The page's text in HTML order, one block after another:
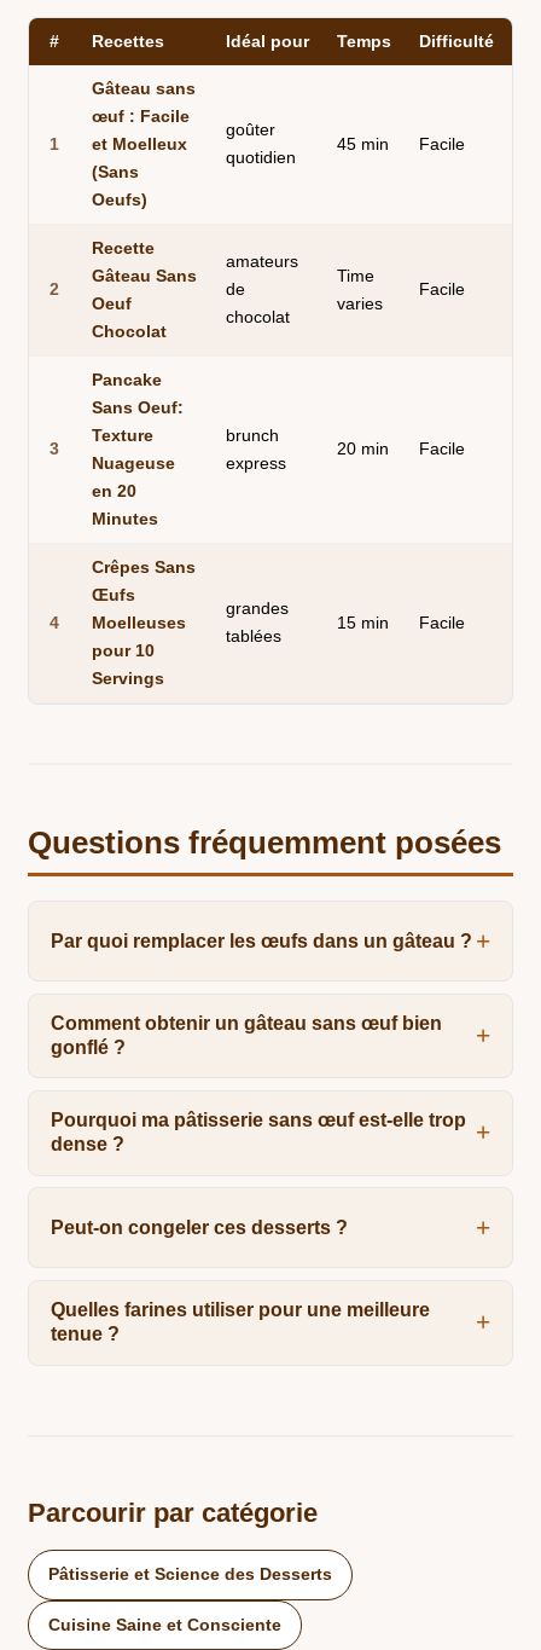
# Recettes Idéal pour Temps Difficulté
1
Gâteau sans
œuf : Facile
et Moelleux
(Sans
Oeufs)
goûter
quotidien
45 min Facile
2
Recette
Gâteau Sans
Oeuf
Chocolat
amateurs
de
chocolat
Time
varies
Facile
3
Pancake
Sans Oeuf:
Texture
Nuageuse
en 20
Minutes
brunch
express
20 min Facile
4
Crêpes Sans
Œufs
Moelleuses
pour 10
Servings
grandes
tablées
15 min Facile
Questions fréquemment posées
Par quoi remplacer les œufs dans un gâteau ?
Comment obtenir un gâteau sans œuf bien
gonflé ?
Pourquoi ma pâtisserie sans œuf est-elle trop
dense ?
Peut-on congeler ces desserts ?
Quelles farines utiliser pour une meilleure
tenue ?
Parcourir par catégorie
Pâtisserie et Science des Desserts
Cuisine Saine et Consciente